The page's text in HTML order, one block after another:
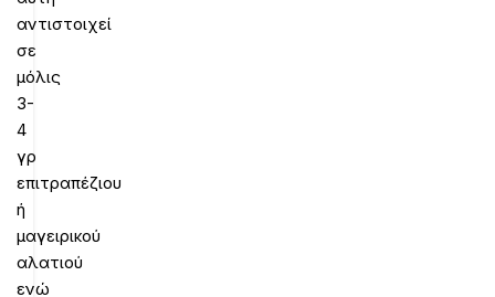
αντιστοιχεί
σε
μόλις
3-
4
γρ
επιτραπέζιου
ή
μαγειρικού
αλατιού
ενώ